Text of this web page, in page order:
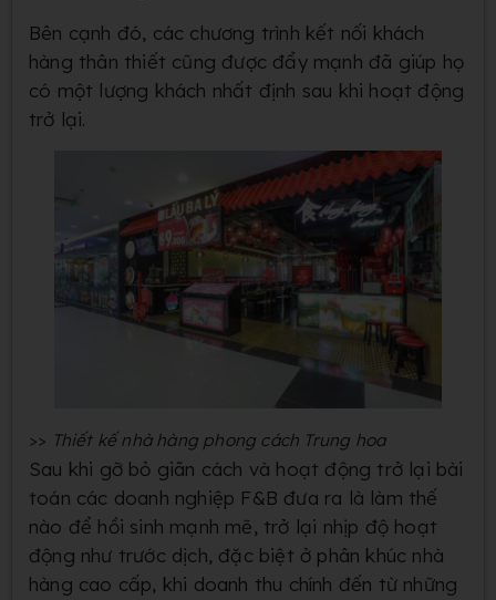
Bên cạnh đó, các chương trình kết nối khách
hàng thân thiết cũng được đẩy mạnh đã giúp họ
có một lượng khách nhất định sau khi hoạt động
trở lại.
>> Thiết kế nhà hàng phong cách Trung hoa
Sau khi gỡ bỏ giãn cách và hoạt động trở lại bài
toán các doanh nghiệp F&B đưa ra là làm thế
nào để hồi sinh mạnh mẽ, trở lại nhịp độ hoạt
động như trước dịch, đặc biệt ở phân khúc nhà
hàng cao cấp, khi doanh thu chính đến từ những